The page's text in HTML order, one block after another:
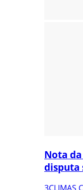
Nota
disputa